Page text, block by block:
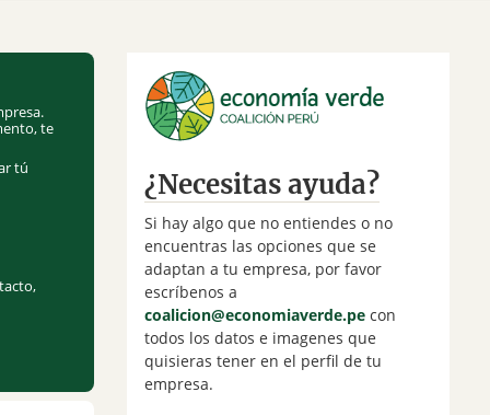
te
tú
¿Necesitas ayuda?
Si hay algo que no entiendes o no
encuentras las opciones que se
adaptan a tu empresa, por favor
escríbenos a
coalicion@economiaverde.pe con
todos los datos e imagenes que
quisieras tener en el perfil de tu
empresa.